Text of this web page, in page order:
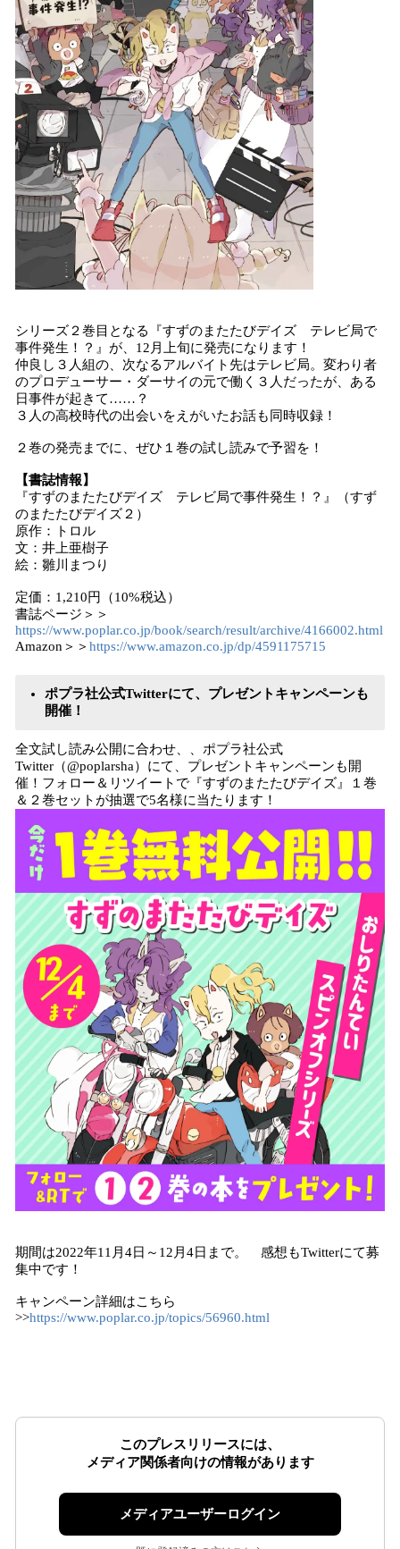
シリーズ２巻目となる『すずのまたたびデイズ テレビ局で
事件発生！？』が、12月上旬に発売になります！
仲良し３人組の、次なるアルバイト先はテレビ局。変わり者
のプロデューサー・ダーサイの元で働く３人だったが、ある
日事件が起きて……？
３人の高校時代の出会いをえがいたお話も同時収録！
２巻の発売までに、ぜひ１巻の試し読みで予習を！
【書誌情報】
『すずのまたたびデイズ テレビ局で事件発生！？』（すず
のまたたびデイズ２）
原作：トロル
文：井上亜樹子
絵：雛川まつり
定価：1,210円（10%税込）
書誌ページ＞＞
https://www.poplar.co.jp/book/search/result/archive/4166002.html
Amazon＞＞ https://www.amazon.co.jp/dp/4591175715
ポプラ社公式Twitterにて、プレゼントキャンペーンも
開催！
全文試し読み公開に合わせ、、ポプラ社公式
Twitter（@poplarsha）にて、プレゼントキャンペーンも開
催！フォロー＆リツイートで『すずのまたたびデイズ』１巻
＆２巻セットが抽選で5名様に当たります！
期間は2022年11月4日～12月4日まで。 ​感想もTwitterにて募
集中です！
キャンペーン詳細はこちら
>>https://www.poplar.co.jp/topics/56960.html
このプレスリリースには、
メディア関係者向けの情報があります
メディアユーザーログイン